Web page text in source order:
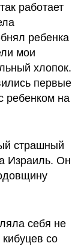
работает
ребенка
мои
хлопок.
первые
ребенком на
страшный
Израиль. Он
себя не
со